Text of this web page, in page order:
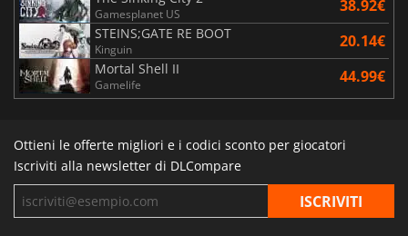
Gamesplanet US 38.92€
STEINS;GATE RE BOOT
Kinguin 20.14€
Mortal Shell II
Gamelife 44.99€
Ottieni le offerte migliori e i codici sconto per giocatori
Iscriviti alla newsletter di DLCompare